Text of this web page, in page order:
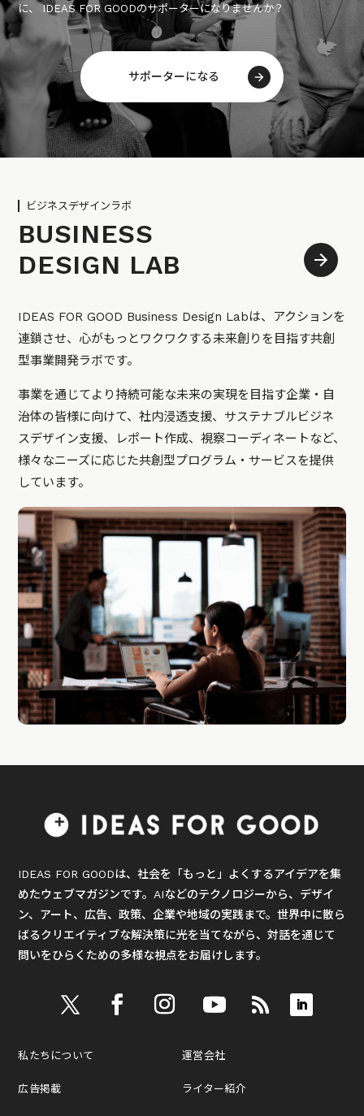
に、 IDEAS FOR GOODのサポーターになりませんか？
サポーターになる
ビジネスデザインラボ
BUSINESS
DESIGN LAB
IDEAS FOR GOOD Business Design Labは、アクションを
連鎖させ、心がもっとワクワクする未来創りを目指す共創
型事業開発ラボです。
事業を通じてより持続可能な未来の実現を目指す企業・自
治体の皆様に向けて、社内浸透支援、サステナブルビジネ
スデザイン支援、レポート作成、視察コーディネートなど、
様々なニーズに応じた共創型プログラム・サービスを提供
しています。
IDEAS FOR GOODは、社会を「もっと」よくするアイデアを集
めたウェブマガジンです。AIなどのテクノロジーから、デザイ
ン、アート、広告、政策、企業や地域の実践まで。世界中に散ら
ばるクリエイティブな解決策に光を当てながら、対話を通じて
問いをひらくための多様な視点をお届けします。
私たちについて
広告掲載
運営会社
ライター紹介